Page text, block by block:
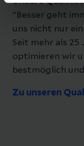
"Besser geht
uns nicht nur
Seit mehr als 25
optimieren wir
bestmöglich
Zu unseren